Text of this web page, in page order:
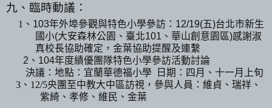
九、臨時動議：
1 、 103年外埠參觀與特色小學參訪： 12/19(五)台北市新生
國小(大安森林公園、臺北101 、華山創意園區)感謝淑
真校長協助確定，金葉協助提醒及連繫
2 、 104年度績優團隊特色小學參訪活動討論
決議：地點：宜蘭華德福小學
日期：四月、十一月上旬
3 、 12/5央團至中教大中區訪視，參與人員：維貞、瑞祥、
紫綺、孝修、維民、金葉